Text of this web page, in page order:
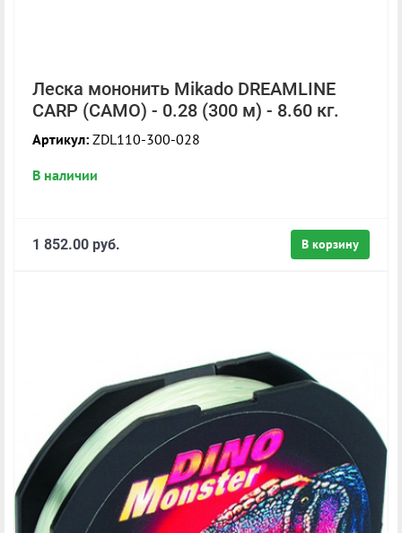
Леска мононить Mikado DREAMLINE
CARP (CAMO) - 0.28 (300 м) - 8.60 кг.
Артикул: ZDL110-300-028
В наличии
В корзину
1 852.00 руб.